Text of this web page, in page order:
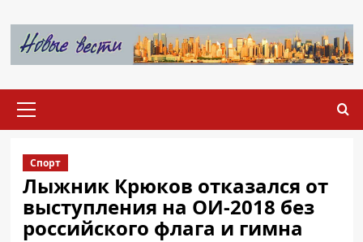
содержимому
меню
Спорт
Лыжник Крюков отказался от
выступления на ОИ-2018 без
российского флага и гимна